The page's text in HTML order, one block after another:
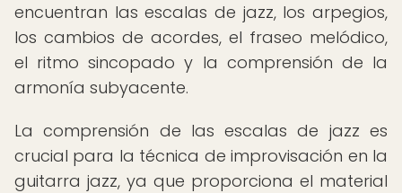
encuentran las escalas de jazz, los arpegios,
los cambios de acordes, el fraseo melódico,
el ritmo sincopado y la comprensión de la
armonía subyacente.
La comprensión de las escalas de jazz es
crucial para la técnica de improvisación en la
guitarra jazz, ya que proporciona el material